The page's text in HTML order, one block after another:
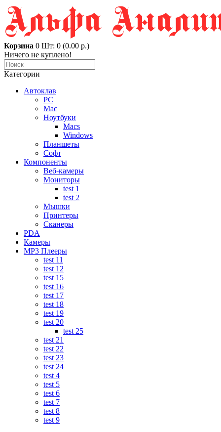
Корзина 0 Шт: 0 (0.00 р.)
Ничего не куплено!
Категории
Автоклав
PC
Mac
Ноутбуки
Macs
Windows
Планшеты
Софт
Компоненты
Веб-камеры
Мониторы
test 1
test 2
Мышки
Принтеры
Сканеры
PDA
Камеры
MP3 Плееры
test 11
test 12
test 15
test 16
test 17
test 18
test 19
test 20
test 25
test 21
test 22
test 23
test 24
test 4
test 5
test 6
test 7
test 8
test 9